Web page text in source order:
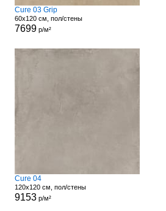
Cure 03 Grip
60x120 см, пол/стены
7699р/м²
Cure 04
120x120 см, пол/стены
9153р/м²